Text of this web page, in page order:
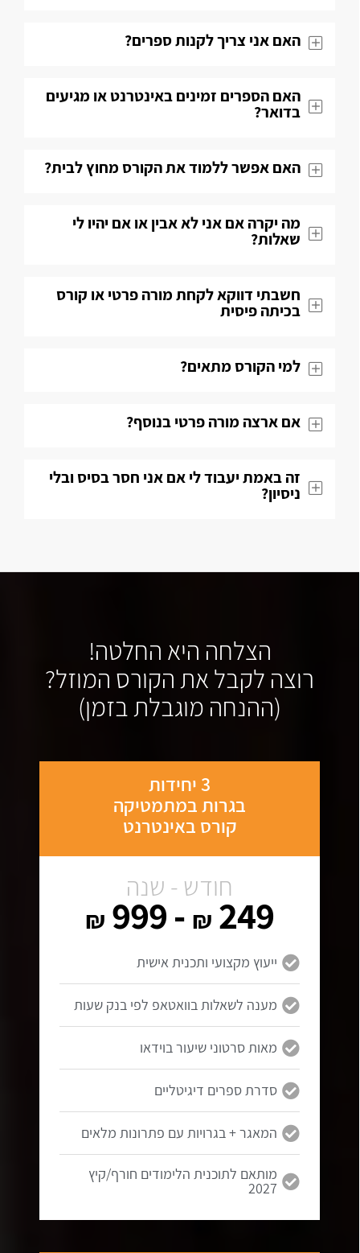
האם אני צריך לקנות ספרים?
האם הספרים זמינים באינטרנט או מגיעים
בדואר?
האם אפשר ללמוד את הקורס מחוץ לבית?
מה יקרה אם אני לא אבין או אם יהיו לי
שאלות​?
חשבתי דווקא לקחת מורה פרטי או קורס
בכיתה פיסית​
למי הקורס מתאים?
אם ארצה מורה פרטי בנוסף?
זה באמת יעבוד לי אם אני חסר בסיס ובלי
ניסיון?
הצלחה היא החלטה!
רוצה לקבל את הקורס המוזל?
(ההנחה מוגבלת בזמן)
3 יחידות
בגרות במתמטיקה
קורס באינטרנט
חודש - שנה
249
₪
- 999
₪
ייעוץ מקצועי ותכנית אישית
מענה לשאלות בוואטאפ לפי בנק שעות
מאות סרטוני שיעור בוידאו
סדרת ספרים דיגיטליים
המאגר + בגרויות עם פתרונות מלאים
מותאם לתוכנית הלימודים חורף/קיץ
2027